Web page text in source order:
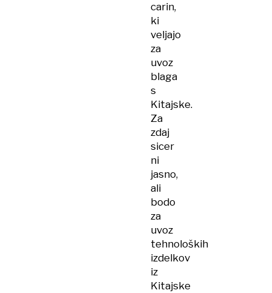
carin,
ki
veljajo
za
uvoz
blaga
s
Kitajske.
Za
zdaj
sicer
ni
jasno,
ali
bodo
za
uvoz
tehnoloških
izdelkov
iz
Kitajske